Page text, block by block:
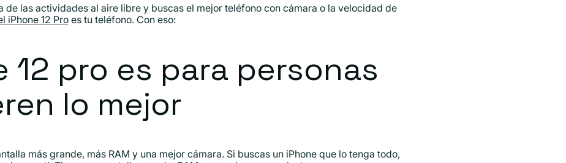
de las actividades al aire libre y buscas el mejor teléfono con cámara o la velocidad de
iPhone 12 Proes tu teléfono. Con eso:
12 pro es para personas
lo mejor
más grande, más RAM y una mejor cámara. Si buscas un iPhone que lo tenga todo,